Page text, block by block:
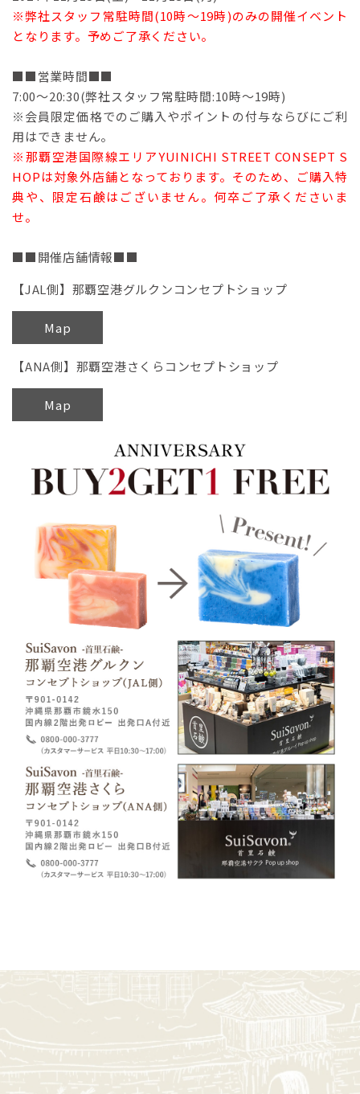
※弊社スタッフ常駐時間(10時～19時)のみの開催イベント
となります。予めご了承ください。
■■営業時間■■
7:00～20:30(弊社スタッフ常駐時間:10時～19時)
※会員限定価格でのご購入やポイントの付与ならびにご利
用はできません。
※那覇空港国際線エリアYUINICHI STREET CONSEPT S
HOPは対象外店舗となっております。そのため、ご購入特
典や、限定石鹸はございません。何卒ご了承くださいま
せ。
■■開催店舗情報■■
【JAL側】那覇空港グルクンコンセプトショップ
Map
【ANA側】那覇空港さくらコンセプトショップ
Map